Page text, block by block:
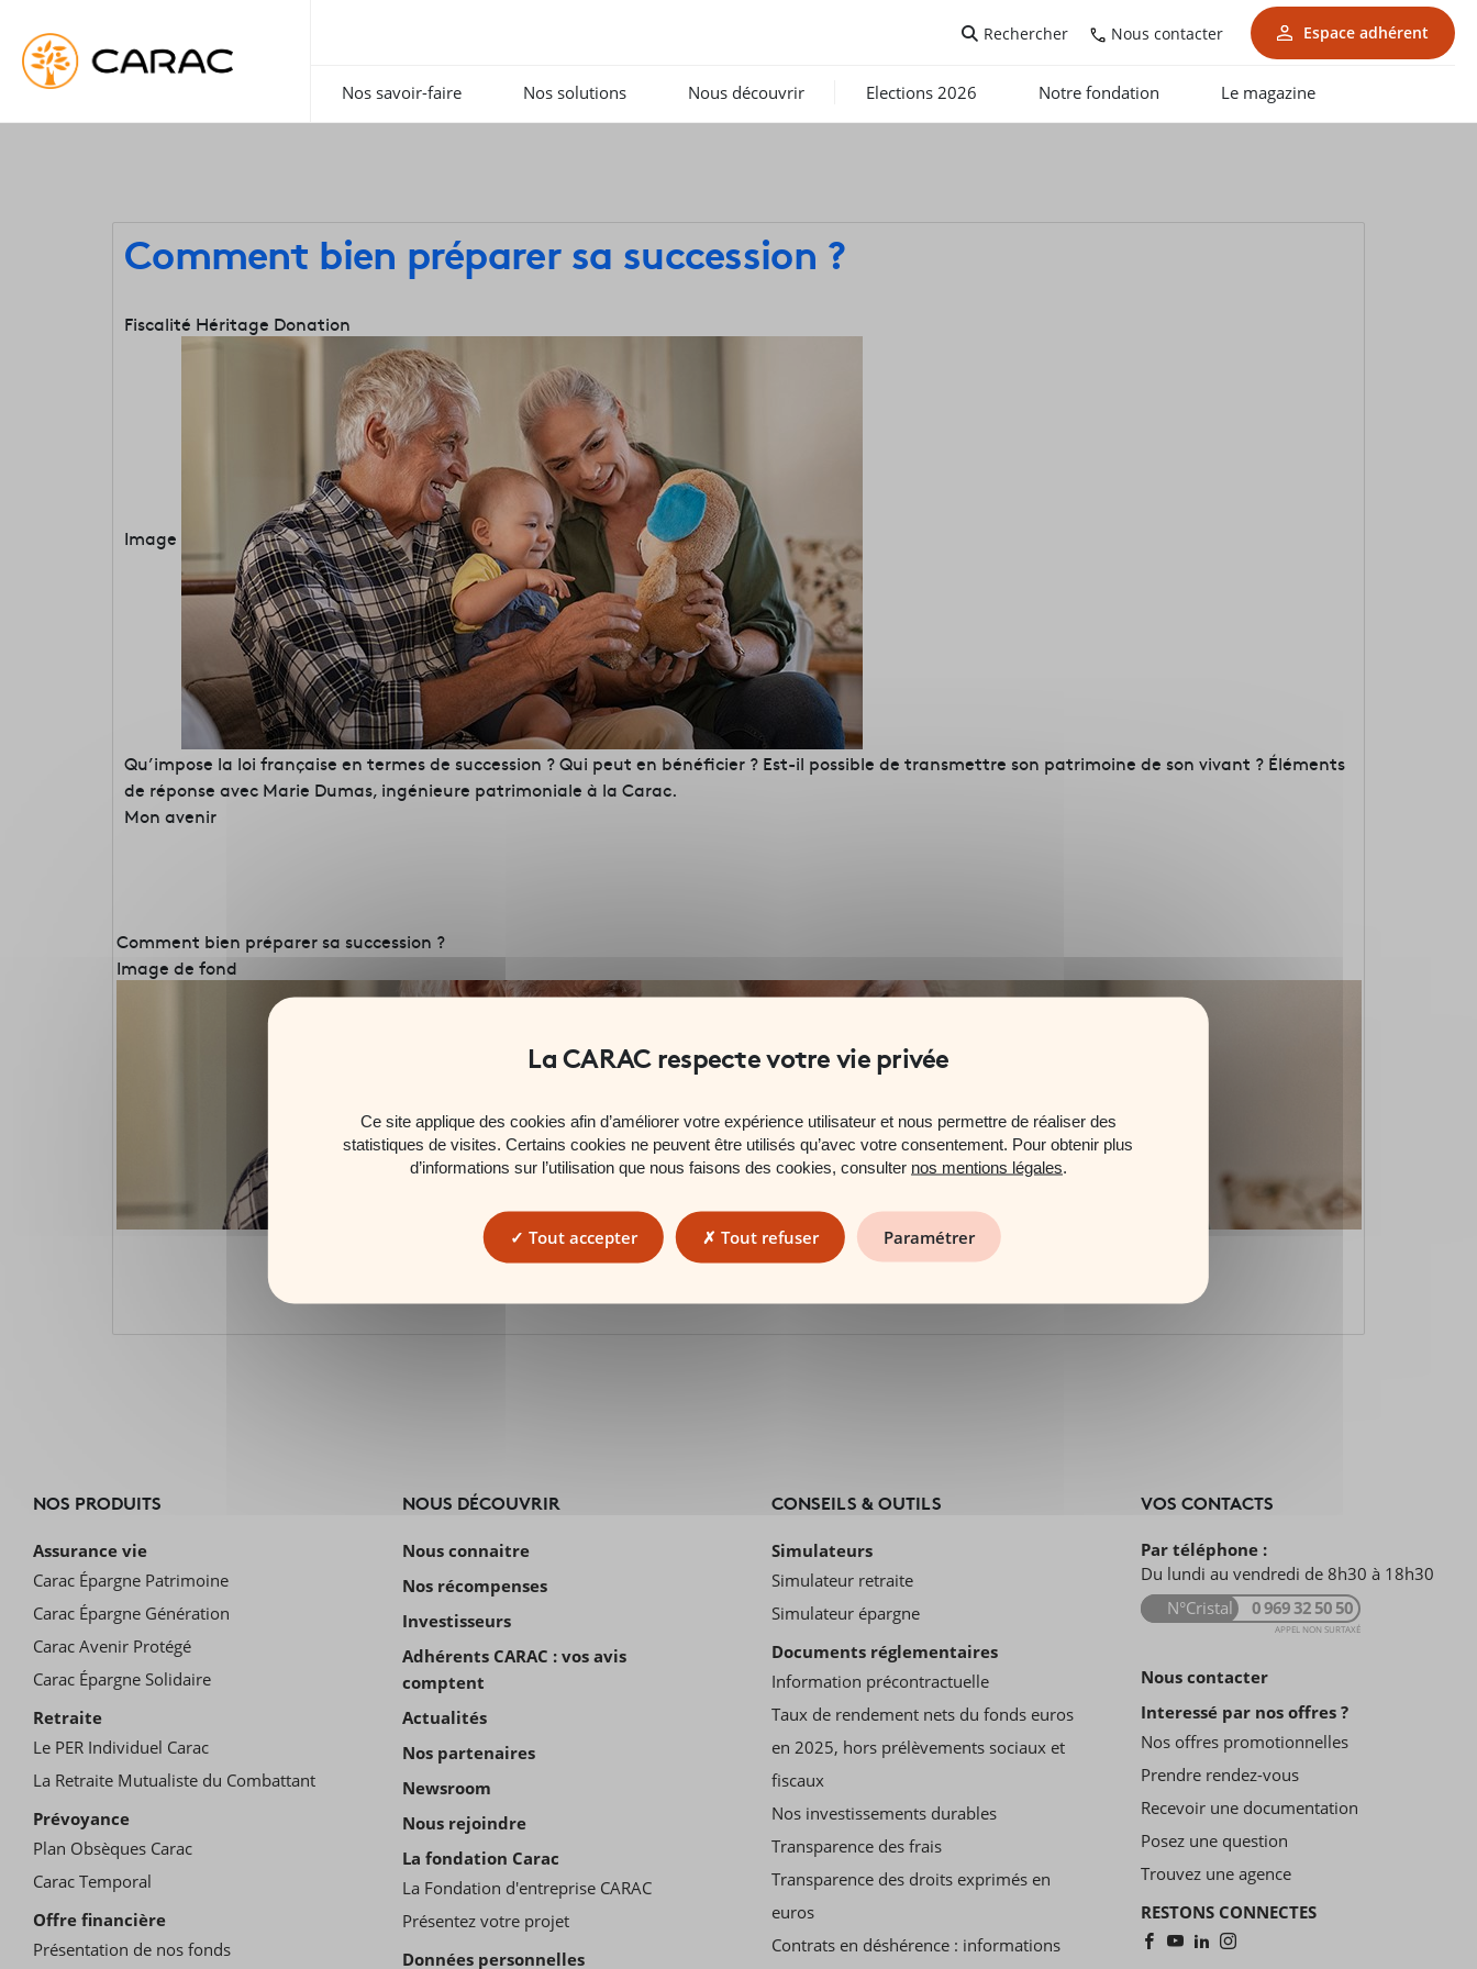
Rechercher Nous contacter Espace adhérent
Nos savoir-faire Nos solutions Nous découvrir Elections 2026 Notre fondation Le magazine
Comment bien préparer sa succession ?
Fiscalité Héritage Donation
Image
Qu’impose la loi française en termes de succession ? Qui peut en bénéficier ? Est-il possible de transmettre son patrimoine de son vivant ? Éléments
de réponse avec Marie Dumas, ingénieure patrimoniale à la Carac.
Mon avenir
Comment bien préparer sa succession ?
Image de fond
NOS PRODUITS
Assurance vie
Carac Épargne Patrimoine
Carac Épargne Génération
Carac Avenir Protégé
Carac Épargne Solidaire
Retraite
Le PER Individuel Carac
La Retraite Mutualiste du Combattant
Prévoyance
Plan Obsèques Carac
Carac Temporal
Offre financière
Présentation de nos fonds
NOUS DÉCOUVRIR
Nous connaitre
Nos récompenses
Investisseurs
Adhérents CARAC : vos avis
comptent
Actualités
Nos partenaires
Newsroom
Nous rejoindre
La fondation Carac
La Fondation d'entreprise CARAC
Présentez votre projet
Données personnelles
CONSEILS & OUTILS
Simulateurs
Simulateur retraite
Simulateur épargne
Documents réglementaires
Information précontractuelle
Taux de rendement nets du fonds euros
en 2025, hors prélèvements sociaux et
fiscaux
Nos investissements durables
Transparence des frais
Transparence des droits exprimés en
euros
Contrats en déshérence : informations
VOS CONTACTS
Par téléphone :
Du lundi au vendredi de 8h30 à 18h30
N°Cristal
0 969 32 50 50
APPEL NON SURTAXÉ
Nous contacter
Interessé par nos offres ?
Nos offres promotionnelles
Prendre rendez-vous
Recevoir une documentation
Posez une question
Trouvez une agence
RESTONS CONNECTES
Ce site applique des cookies afin d’améliorer votre expérience utilisateur et nous permettre de réaliser des
statistiques de visites. Certains cookies ne peuvent être utilisés qu’avec votre consentement. Pour obtenir plus
d’informations sur l’utilisation que nous faisons des cookies, consulter nos mentions légales.
Tout accepter Tout refuser Paramétrer